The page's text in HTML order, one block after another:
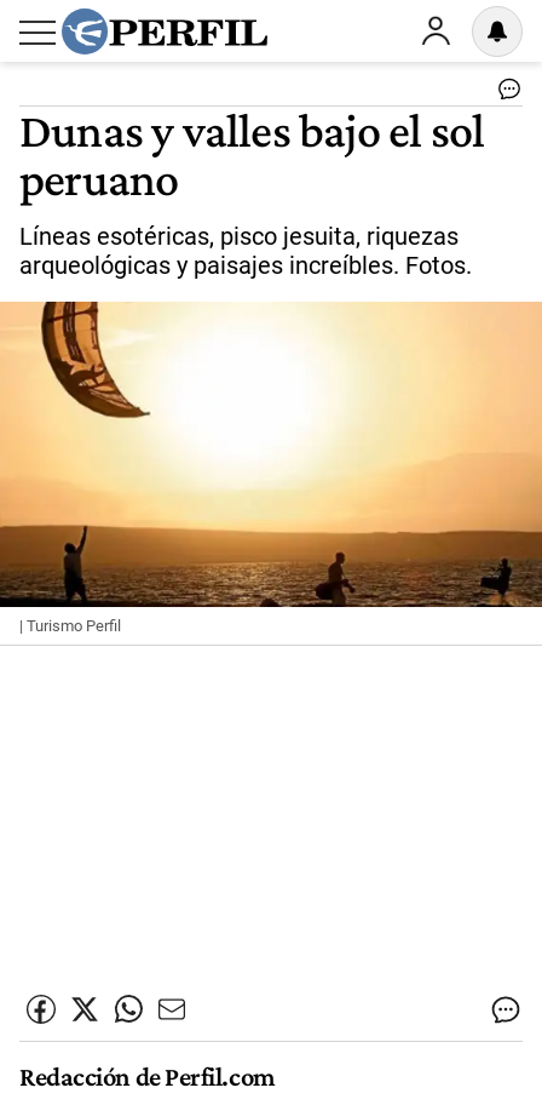
Dunas y valles bajo el sol
peruano
Líneas esotéricas, pisco jesuita, riquezas
arqueológicas y paisajes increíbles. Fotos.
| Turismo Perfil
Redacción de Perfil.com